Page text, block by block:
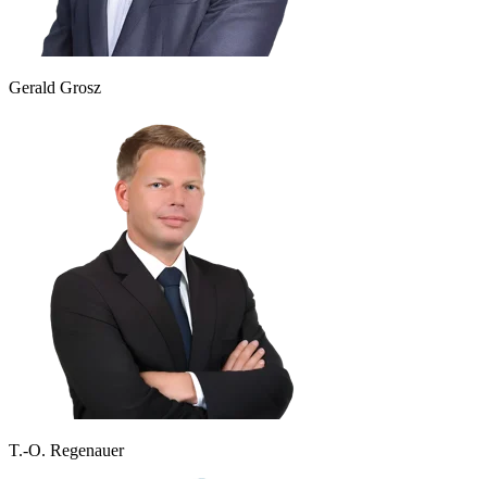
Gerald Grosz
T.-O. Regenauer